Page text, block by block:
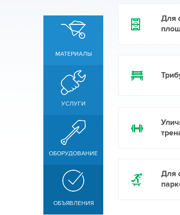
Для
Для
МАТЕРИАЛЫ
УСЛУГИ
ОБОРУДОВАНИЕ
ОБЪЯВЛЕНИЯ